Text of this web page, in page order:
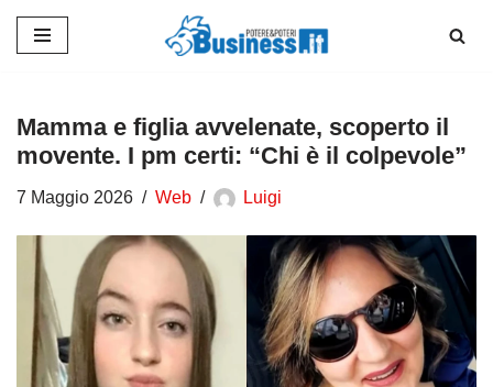
contenuto
Mamma e figlia avvelenate, scoperto il
movente. I pm certi: “Chi è il colpevole”
7 Maggio 2026 Web Luigi